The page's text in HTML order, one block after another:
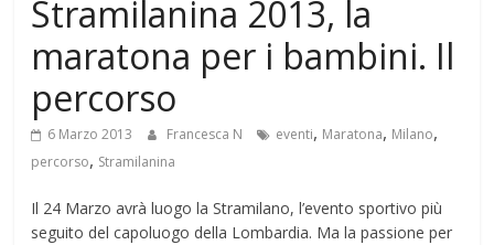
Mondo
Stramilanina 2013, la
maratona per i bambini. Il
percorso
6 Marzo 2013 Francesca N eventi, Maratona, Milano,
percorso, Stramilanina
Il 24 Marzo avrà luogo la Stramilano, l’evento sportivo più
seguito del capoluogo della Lombardia. Ma la passione per